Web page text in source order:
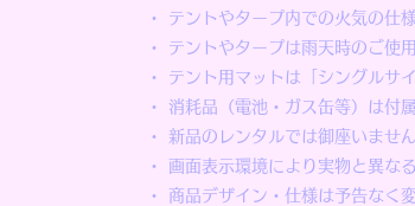
・ テントやタープ内での火気の仕
・ テントやタープは雨天時のご使
・ テント用マットは「シングルサ
・ 消耗品（電池・ガス缶等）は付
・ 新品のレンタルでは御座いませ
・ 画面表示環境により実物と異な
・ 商品デザイン・仕様は予告なく